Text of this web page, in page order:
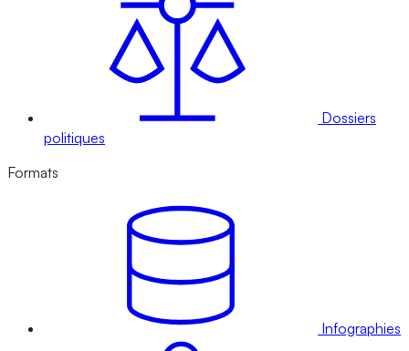
Dossiers
politiques
Formats
Infographies